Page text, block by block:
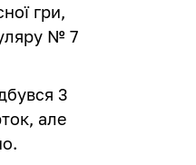
гри,
№ 7
3
але